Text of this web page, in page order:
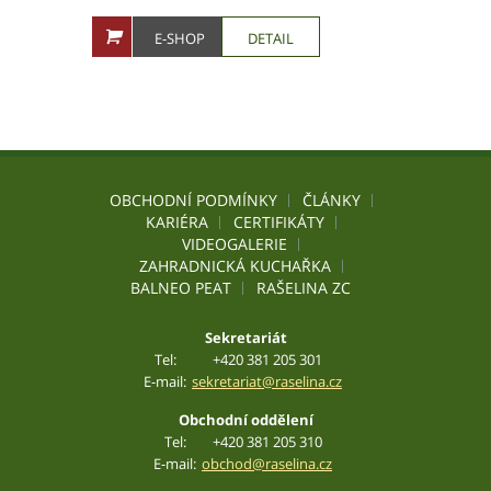
E-SHOP DETAIL
OBCHODNÍ PODMÍNKY
ČLÁNKY
KARIÉRA
CERTIFIKÁTY
VIDEOGALERIE
ZAHRADNICKÁ KUCHAŘKA
BALNEO PEAT
RAŠELINA ZC
Sekretariát
Tel:
+420 381 205 301
E-mail: sekretariat@raselina.cz
Obchodní oddělení
Tel:
+420 381 205 310
E-mail: obchod@raselina.cz